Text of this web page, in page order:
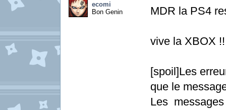
ecomi
Bon Genin
MDR la PS4
vive la XBOX
[spoil]Les
que le
Les